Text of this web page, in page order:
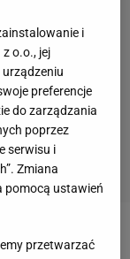
na 49.
i
o.o., jej
preferencje
do zarządzania
poprzez
serwisu i
Zmiana
pomocą ustawień
przetwarzać